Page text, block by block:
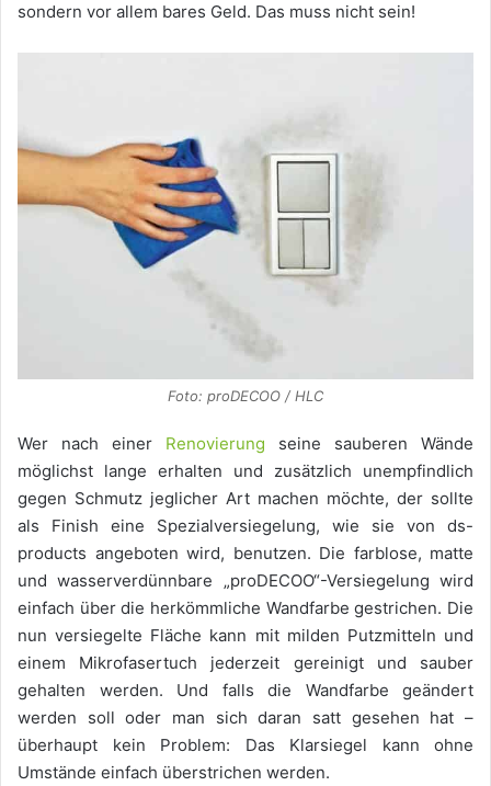
sondern vor allem bares Geld. Das muss nicht sein!
Foto: proDECOO / HLC
Wer nach einer Renovierung seine sauberen Wände
möglichst lange erhalten und zusätzlich unempfindlich
gegen Schmutz jeglicher Art machen möchte, der sollte
als Finish eine Spezialversiegelung, wie sie von ds-
products angeboten wird, benutzen. Die farblose, matte
und wasserverdünnbare „proDECOO“-Versiegelung wird
einfach über die herkömmliche Wandfarbe gestrichen. Die
nun versiegelte Fläche kann mit milden Putzmitteln und
einem Mikrofasertuch jederzeit gereinigt und sauber
gehalten werden. Und falls die Wandfarbe geändert
werden soll oder man sich daran satt gesehen hat –
überhaupt kein Problem: Das Klarsiegel kann ohne
Umstände einfach überstrichen werden.